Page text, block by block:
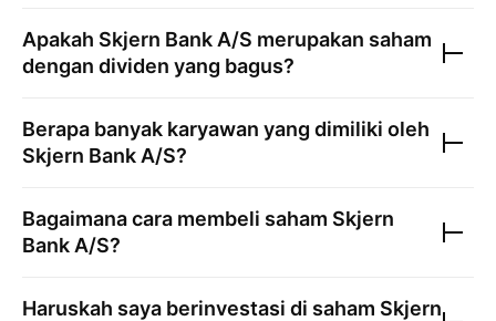
Apakah Skjern Bank A/S merupakan saham
dengan dividen yang bagus?
Berapa banyak karyawan yang dimiliki oleh
Skjern Bank A/S?
Bagaimana cara membeli saham Skjern
Bank A/S?
Haruskah saya berinvestasi di saham Skjern